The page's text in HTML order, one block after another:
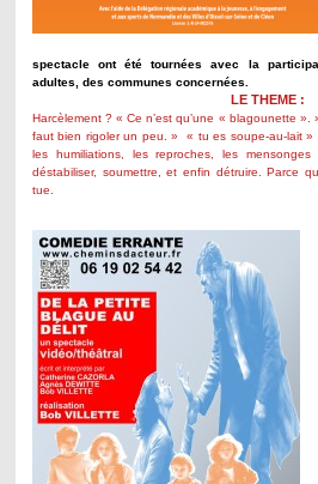
spectacle ont été tournées avec la
adultes, des communes concernées.
LE THEME :
Harcèlement ? « Ce n’est qu’une « blagounette
faut bien rigoler un peu. » « tu es soupe-au-lait »
les humiliations, les reproches, les
déstabiliser, soumettre, et enfin détruire. Parce
tue.